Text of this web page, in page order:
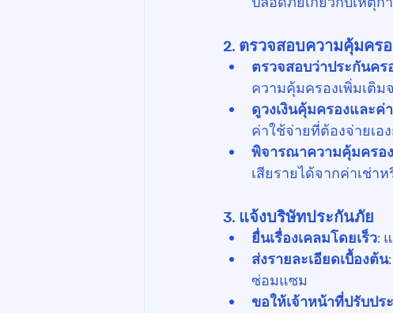
2. ตรวจสอบความคุ้มคร
ตรวจสอบว่าประกันค
ความคุ้มครองเพิ่มเติ
ดูวงเงินคุ้มครองและค่
ค่าใช้จ่ายที่ต้องจ่ายเอ
พิจารณาความคุ้มครอ
เสียรายได้จากค่าเช่า
3. แจ้งบริษัทประกันภัย
ยื่นเรื่องเคลมโดยเร็ว:
ส่งรายละเอียดเบื้องต้น
ซ่อมแซม
ขอให้เจ้าหน้าที่ปรับปร